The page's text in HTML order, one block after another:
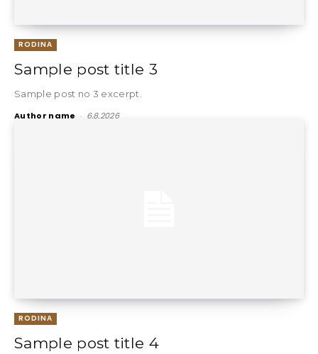
RODINA
Sample post title 3
Sample post no 3 excerpt.
Author name - 6.8.2026
RODINA
Sample post title 4